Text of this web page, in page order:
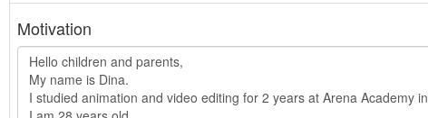
Motivation